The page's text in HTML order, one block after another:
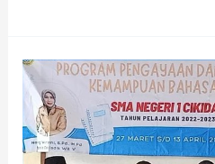
Pengayaan
Bahasa
Inggris
Tahun